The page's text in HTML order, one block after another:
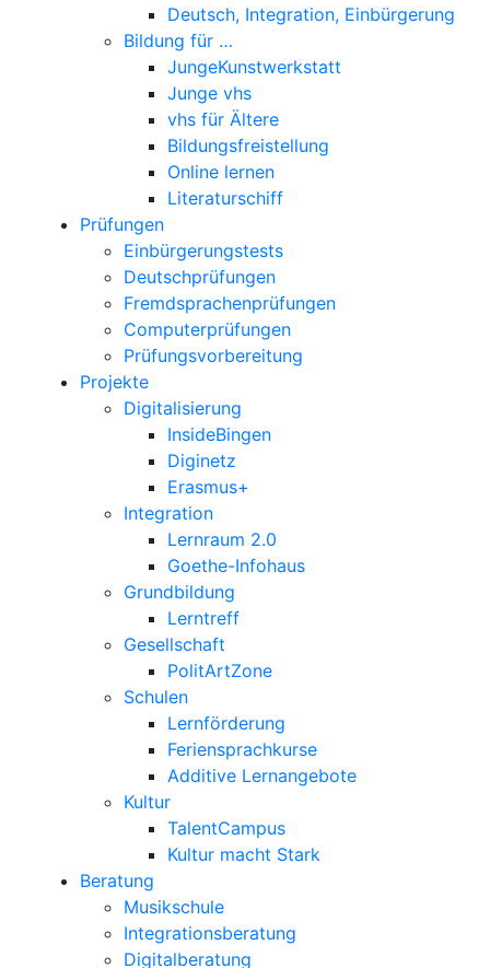
Deutsch, Integration, Einbürgerung
Bildung für …
JungeKunstwerkstatt
Junge vhs
vhs für Ältere
Bildungsfreistellung
Online lernen
Literaturschiff
Prüfungen
Einbürgerungstests
Deutschprüfungen
Fremdsprachenprüfungen
Computerprüfungen
Prüfungsvorbereitung
Projekte
Digitalisierung
InsideBingen
Diginetz
Erasmus+
Integration
Lernraum 2.0
Goethe-Infohaus
Grundbildung
Lerntreff
Gesellschaft
PolitArtZone
Schulen
Lernförderung
Feriensprachkurse
Additive Lernangebote
Kultur
TalentCampus
Kultur macht Stark
Beratung
Musikschule
Integrationsberatung
Digitalberatung